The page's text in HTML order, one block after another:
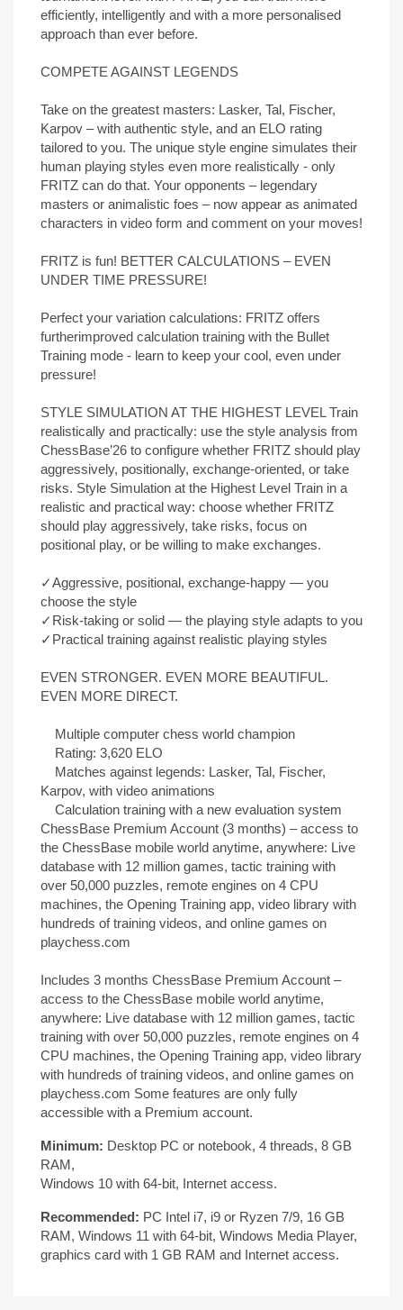
efficiently, intelligently and with a more personalised
approach than ever before.
COMPETE AGAINST LEGENDS
Take on the greatest masters: Lasker, Tal, Fischer,
Karpov – with authentic style, and an ELO rating
tailored to you. The unique style engine simulates their
human playing styles even more realistically - only
FRITZ can do that. Your opponents – legendary
masters or animalistic foes – now appear as animated
characters in video form and comment on your moves!
FRITZ is fun! BETTER CALCULATIONS – EVEN
UNDER TIME PRESSURE!
Perfect your variation calculations: FRITZ offers
furtherimproved calculation training with the Bullet
Training mode - learn to keep your cool, even under
pressure!
STYLE SIMULATION AT THE HIGHEST LEVEL Train
realistically and practically: use the style analysis from
ChessBase’26 to configure whether FRITZ should play
aggressively, positionally, exchange-oriented, or take
risks. Style Simulation at the Highest Level Train in a
realistic and practical way: choose whether FRITZ
should play aggressively, take risks, focus on
positional play, or be willing to make exchanges.
✓Aggressive, positional, exchange-happy — you
choose the style
✓Risk-taking or solid — the playing style adapts to you
✓Practical training against realistic playing styles
EVEN STRONGER. EVEN MORE BEAUTIFUL.
EVEN MORE DIRECT.
Multiple computer chess world champion
Rating: 3,620 ELO
Matches against legends: Lasker, Tal, Fischer,
Karpov, with video animations
Calculation training with a new evaluation system
ChessBase Premium Account (3 months) – access to
the ChessBase mobile world anytime, anywhere: Live
database with 12 million games, tactic training with
over 50,000 puzzles, remote engines on 4 CPU
machines, the Opening Training app, video library with
hundreds of training videos, and online games on
playchess.com
Includes 3 months ChessBase Premium Account –
access to the ChessBase mobile world anytime,
anywhere: Live database with 12 million games, tactic
training with over 50,000 puzzles, remote engines on 4
CPU machines, the Opening Training app, video library
with hundreds of training videos, and online games on
playchess.com Some features are only fully
accessible with a Premium account.
Minimum: Desktop PC or notebook, 4 threads, 8 GB
RAM,
Windows 10 with 64-bit, Internet access.
Recommended: PC Intel i7, i9 or Ryzen 7/9, 16 GB
RAM, Windows 11 with 64-bit, Windows Media Player,
graphics card with 1 GB RAM and Internet access.